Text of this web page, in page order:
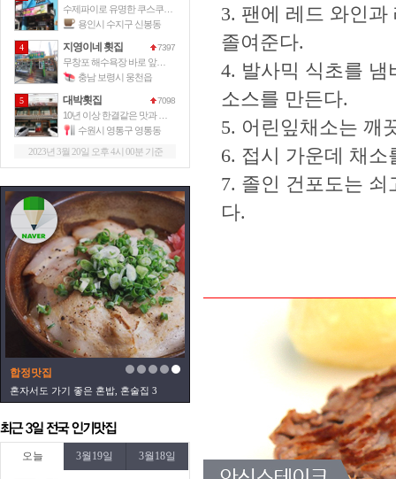
용인시 수지구 신봉동
4 지영이네 횟집 7397
무창포 해수욕장 바로 앞에 위치한 이
충남 보령시 웅천읍
5 대박횟집 7098
수원시 영통구 영통동
2023년 3월 20일 오후 4시 00분 기준
합정맛집
혼자서도 가기 좋은 혼밥, 혼술집 3
오늘 3월19일 3월18일
3. 팬에 레드 와인
졸여준다.
4. 발사믹 식초를
소스를 만든다.
5. 어린잎채소는 깨
6. 접시 가운데 채
7. 졸인 건포도는
다.